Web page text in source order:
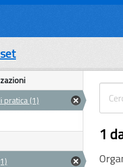
1
pratica (1)